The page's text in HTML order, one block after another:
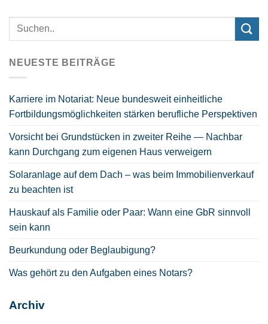
NEUESTE BEITRÄGE
Karriere im Notariat: Neue bundesweit einheitliche
Fortbildungsmöglichkeiten stärken berufliche Perspektiven
Vorsicht bei Grundstücken in zweiter Reihe — Nachbar
kann Durchgang zum eigenen Haus verweigern
Solaranlage auf dem Dach – was beim Immobilienverkauf
zu beachten ist
Hauskauf als Familie oder Paar: Wann eine GbR sinnvoll
sein kann
Beurkundung oder Beglaubigung?
Was gehört zu den Aufgaben eines Notars?
Archiv